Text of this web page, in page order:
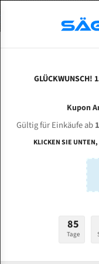
HEZINGER
ABOUTS
ENGLISH
Bi-Metall Meterware
Fleischerei
Bandmesser Glatt
Konvex Meterware
GLÜCKWUNSCH!
Kupon
Gültig für Einkäufe ab
KLICKEN SIE
85
Tage